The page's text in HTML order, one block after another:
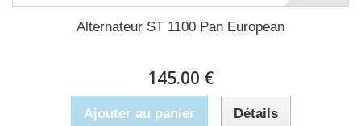
Alternateur ST 1100 Pan European
145.00 €
Ajouter au panier Détails